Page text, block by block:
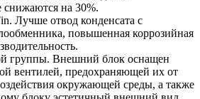
снижаются на 30%.
Лучше отвод конденсата с
повышенная коррозийная
группы. Внешний блок оснащен
вентилей, предохраняющей их от
окружающей среды, а также